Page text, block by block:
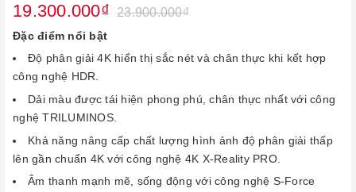
19.300.000₫ 23.900.000₫
Đặc điểm nổi bật
Độ phân giải4K hiển thị sắc nét và chân thực khi kết hợp
công nghệ HDR.
Dải màu được tái hiện phong phú, chân thực nhất với công
nghệTRILUMINOS.
Khả năng nâng cấp chất lượng hình ảnh độ phân giải thấp
lên gần chuẩn 4K với công nghệ 4K X-Reality PRO.
Âm thanh mạnh mẽ, sống động với công nghệ S-Force